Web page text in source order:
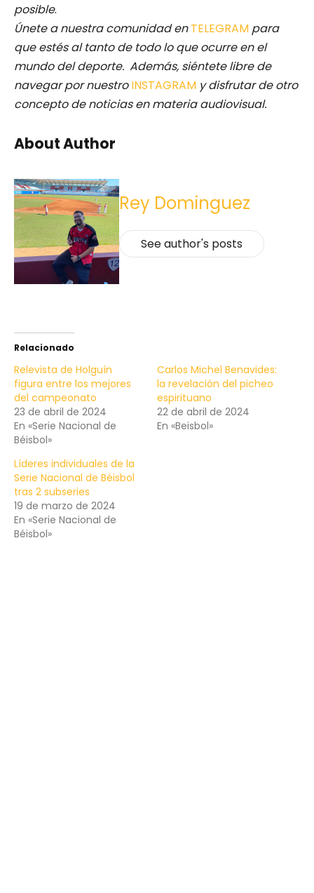
posible.
Únete a nuestra comunidad enTELEGRAM para
que estés al tanto de todo lo que ocurre en el
mundo del deporte. Además, siéntete libre de
navegar por nuestro INSTAGRAM y disfrutar de otro
concepto de noticias en materia audiovisual.
About Author
Rey Dominguez
See author's posts
Relacionado
Relevista de Holguín
figura entre los mejores
del campeonato
23 de abril de 2024
En «Serie Nacional de
Béisbol»
Carlos Michel Benavides:
la revelación del picheo
espirituano
22 de abril de 2024
En «Beisbol»
Líderes individuales de la
Serie Nacional de Béisbol
tras 2 subseries
19 de marzo de 2024
En «Serie Nacional de
Béisbol»